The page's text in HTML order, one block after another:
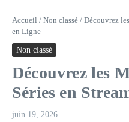
Accueil / Non classé / Découvrez
en Ligne
Non classé
Découvrez les
Séries en
juin 19, 2026